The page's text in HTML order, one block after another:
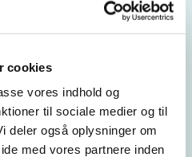
cookies
vores indhold og
til sociale medier og til
deler også oplysninger om
med vores partnere inden
alteret, som en slags
på latin og i de fleste kirker
kan holdes overalt og